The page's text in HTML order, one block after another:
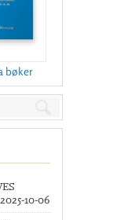
bøker
2025-10-06